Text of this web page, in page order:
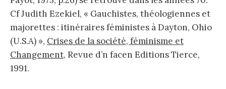
Cf Judith Ezekiel, « Gauchistes, théologiennes et
majorettes : itinéraires féministes à Dayton, Ohio
(U.S.A) », Crises de la société, féminisme et
Changement, Revue d’n facen Editions Tierce,
1991.